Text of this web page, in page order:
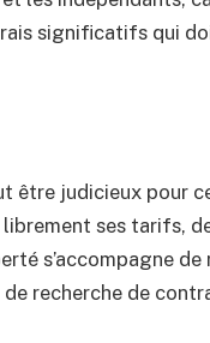
significatifs qui
être judicieux pour
ses tarifs,
s’accompagne
recherche de